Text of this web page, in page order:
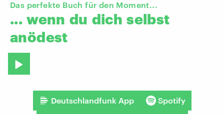
Das perfekte Buch für den Moment...
... wenn du dich selbst
anödest
Deutschlandfunk App Spotify